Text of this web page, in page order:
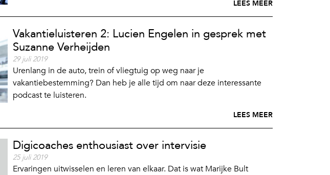
LEES MEER
Vakantieluisteren 2: Lucien Engelen in gesprek met
Suzanne Verheijden
29 juli 2019
Urenlang in de auto, trein of vliegtuig op weg naar je
vakantiebestemming? Dan heb je alle tijd om naar deze interessante
podcast te luisteren.
LEES MEER
Digicoaches enthousiast over intervisie
25 juli 2019
Ervaringen uitwisselen en leren van elkaar. Dat is wat Marijke Bult